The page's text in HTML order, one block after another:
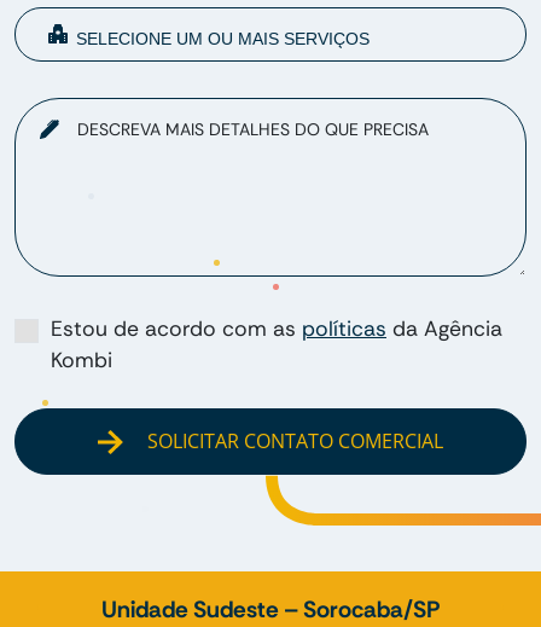
DESCREVA MAIS DETALHES DO QUE PRECISA
Estou de acordo com as políticas da Agência
Kombi
SOLICITAR CONTATO COMERCIAL
Unidade Sudeste – Sorocaba/SP